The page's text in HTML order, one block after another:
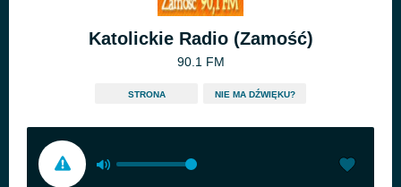
Katolickie Radio (Zamość)
90.1 FM
STRONA NIE MA DŹWIĘKU?